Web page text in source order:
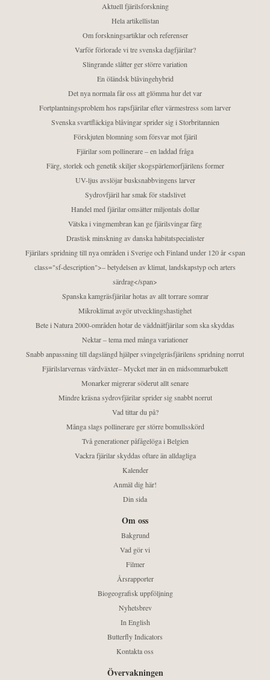
Aktuell fjärilsforskning
Hela artikellistan
Om forskningsartiklar och referenser
Varför förlorade vi tre svenska dagfjärilar?
Slingrande slåtter ger större variation
En öländsk blåvingehybrid
Det nya normala får oss att glömma hur det var
Fortplantningsproblem hos rapsfjärilar efter värmestress som larver
Svenska svartfläckiga blåvingar sprider sig i Storbritannien
Förskjuten blomning som försvar mot fjäril
Fjärilar som pollinerare – en laddad fråga
Färg, storlek och genetik skiljer skogspärlemorfjärilens former
UV-ljus avslöjar busksnabbvingens larver
Sydrovfjäril har smak för stadslivet
Handel med fjärilar omsätter miljontals dollar
Vätska i vingmembran kan ge fjärilsvingar färg
Drastisk minskning av danska habitatspecialister
Fjärilars spridning till nya områden i Sverige och Finland under 120 år <span
class="sf-description">– betydelsen av klimat, landskapstyp och arters
särdrag</span>
Spanska kamgräsfjärilar hotas av allt torrare somrar
Mikroklimat avgör utvecklingshastighet
Bete i Natura 2000-områden hotar de väddnätfjärilar som ska skyddas
Nektar – tema med många variationer
Snabb anpassning till dagslängd hjälper svingelgräsfjärilens spridning norrut
Fjärilslarvernas värdväxter– Mycket mer än en midsommarbukett
Monarker migrerar söderut allt senare
Mindre kräsna sydrovfjärilar sprider sig snabbt norrut
Vad tittar du på?
Många slags pollinerare ger större bomullsskörd
Två generationer påfågelöga i Belgien
Vackra fjärilar skyddas oftare än alldagliga
Kalender
Anmäl dig här!
Din sida
Om oss
Bakgrund
Vad gör vi
Filmer
Årsrapporter
Biogeografisk uppföljning
Nyhetsbrev
In English
Butterfly Indicators
Kontakta oss
Övervakningen